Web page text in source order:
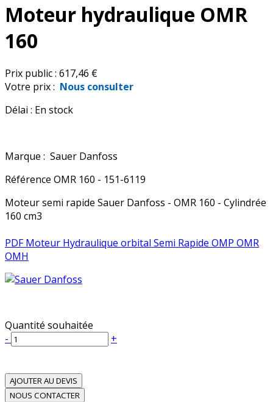
Moteur hydraulique OMR
160
Prix public : 617,46 €
Votre prix : Nous consulter
Délai : En stock
Marque : Sauer Danfoss
Référence OMR 160 - 151-6119
Moteur semi rapide Sauer Danfoss - OMR 160 - Cylindrée
160 cm3
PDF Moteur Hydraulique orbital Semi Rapide OMP OMR
OMH
Quantité souhaitée
-
+
AJOUTER AU DEVIS
NOUS CONTACTER